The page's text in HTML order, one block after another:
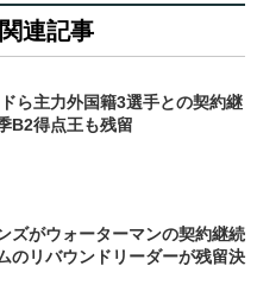
連記事
ら主力外国籍3選手との契約継
B2得点王も残留
ズがウォーターマンの契約継続
のリバウンドリーダーが残留決